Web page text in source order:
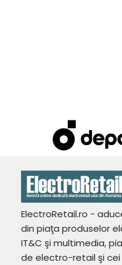
ElectroRetail.ro -
din piaţa produselor
IT&C şi multimedia,
de electro-retail şi